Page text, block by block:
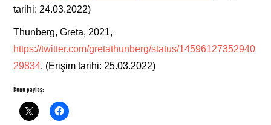
tarihi: 24.03.2022)
Thunberg, Greta, 2021,
https://twitter.com/gretathunberg/status/14596127352940
29834, (Erişim tarihi: 25.03.2022)
Bunu paylaş: